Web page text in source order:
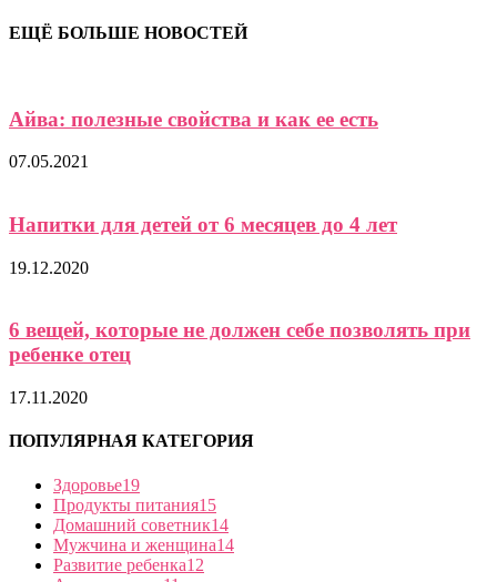
ЕЩЁ БОЛЬШЕ НОВОСТЕЙ
Айва: полезные свойства и как ее есть
07.05.2021
Напитки для детей от 6 месяцев до 4 лет
19.12.2020
6 вещей, которые не должен себе позволять при
ребенке отец
17.11.2020
ПОПУЛЯРНАЯ КАТЕГОРИЯ
Здоровье19
Продукты питания15
Домашний советник14
Мужчина и женщина14
Развитие ребенка12